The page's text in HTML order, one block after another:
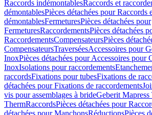
Raccords indémontablesRaccords et
démontablesPièces détachées pour Raccords
démontablesFermeturesPièces détachées pour
FermeturesRaccordementsPièces détachées
RaccordementsCompensateursPièces
CompensateursTraverséesAccessoires pour
InoxPièces détachées pour Accessoires pour
InoxIsolations pour raccordements
raccordsFixations pour tubesFixations de
détachées pour Fixations de raccordements
vis pour assemblages à brideGeberit Mapress
ThermRaccordsPièces détachées pour
détachées pour ManchonsRéductionsPièces